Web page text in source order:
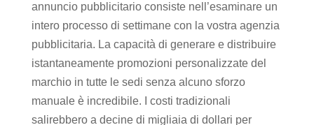
annuncio pubblicitario consiste nell’esaminare un
intero processo di settimane con la vostra agenzia
pubblicitaria. La capacità di generare e distribuire
istantaneamente promozioni personalizzate del
marchio in tutte le sedi senza alcuno sforzo
manuale è incredibile. I costi tradizionali
salirebbero a decine di migliaia di dollari per